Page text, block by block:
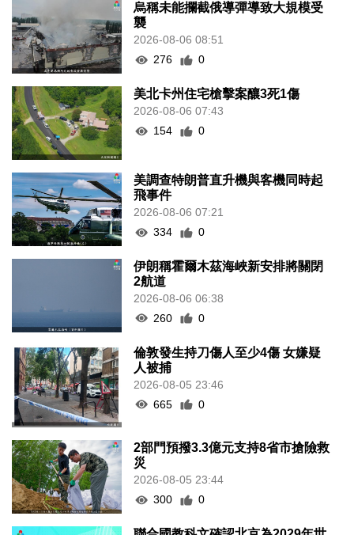
烏稱未能攔截俄導彈導致大規模受
襲
2026-08-06 08:51
276
0
美北卡州住宅槍擊案釀3死1傷
2026-08-06 07:43
154
0
美調查特朗普直升機與客機同時起
飛事件
2026-08-06 07:21
334
0
伊朗稱霍爾木茲海峽新安排將關閉
2航道
2026-08-06 06:38
260
0
倫敦發生持刀傷人至少4傷 女嫌疑
人被捕
2026-08-05 23:46
665
0
2部門預撥3.3億元支持8省市搶險救
災
2026-08-05 23:44
300
0